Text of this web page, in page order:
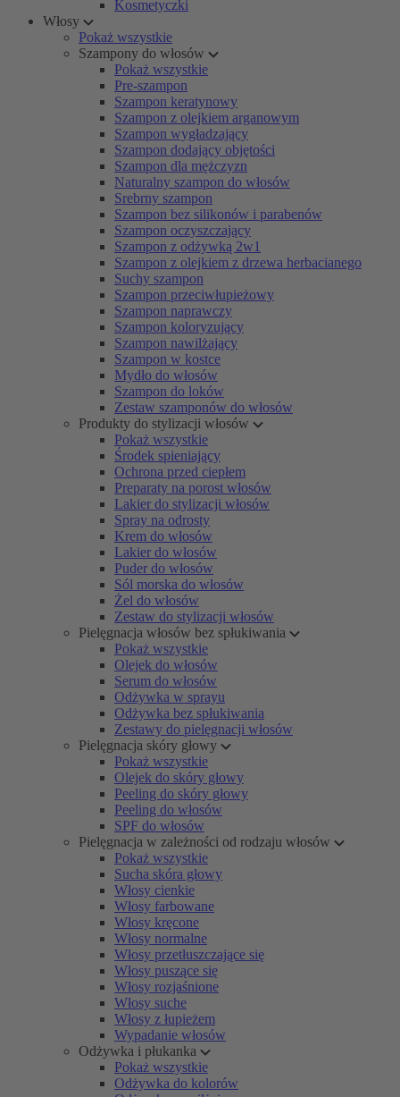
Kosmetyczki
Włosy
Pokaż wszystkie
Szampony do włosów
Pokaż wszystkie
Pre-szampon
Szampon keratynowy
Szampon z olejkiem arganowym
Szampon wygładzający
Szampon dodający objętości
Szampon dla mężczyzn
Naturalny szampon do włosów
Srebrny szampon
Szampon bez silikonów i parabenów
Szampon oczyszczający
Szampon z odżywką 2w1
Szampon z olejkiem z drzewa herbacianego
Suchy szampon
Szampon przeciwłupieżowy
Szampon naprawczy
Szampon koloryzujący
Szampon nawilżający
Szampon w kostce
Mydło do włosów
Szampon do loków
Zestaw szamponów do włosów
Produkty do stylizacji włosów
Pokaż wszystkie
Środek spieniający
Ochrona przed ciepłem
Preparaty na porost włosów
Lakier do stylizacji włosów
Spray na odrosty
Krem do włosów
Lakier do włosów
Puder do włosów
Sól morska do włosów
Żel do włosów
Zestaw do stylizacji włosów
Pielęgnacja włosów bez spłukiwania
Pokaż wszystkie
Olejek do włosów
Serum do włosów
Odżywka w sprayu
Odżywka bez spłukiwania
Zestawy do pielęgnacji włosów
Pielęgnacja skóry głowy
Pokaż wszystkie
Olejek do skóry głowy
Peeling do skóry głowy
Peeling do włosów
SPF do włosów
Pielęgnacja w zależności od rodzaju włosów
Pokaż wszystkie
Sucha skóra głowy
Włosy cienkie
Włosy farbowane
Włosy kręcone
Włosy normalne
Włosy przetłuszczające się
Włosy puszące się
Włosy rozjaśnione
Włosy suche
Włosy z łupieżem
Wypadanie włosów
Odżywka i płukanka
Pokaż wszystkie
Odżywka do kolorów